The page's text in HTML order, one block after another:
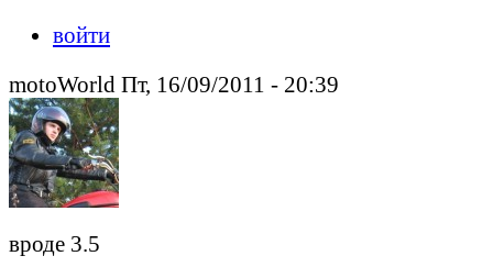
войти
motoWorld Пт, 16/09/2011 - 20:39
вроде 3.5